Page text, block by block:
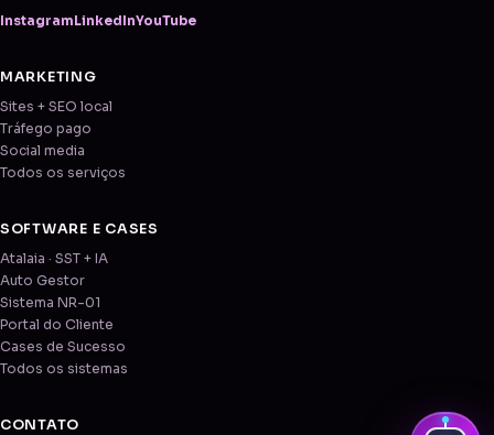
Instagram LinkedInYouTube
MARKETING
Sites + SEO local
Tráfego pago
Social media
Todos os serviços
SOFTWARE E CASES
Atalaia · SST + IA
Auto Gestor
Sistema NR-01
Portal do Cliente
Cases de Sucesso
Todos os sistemas
CONTATO